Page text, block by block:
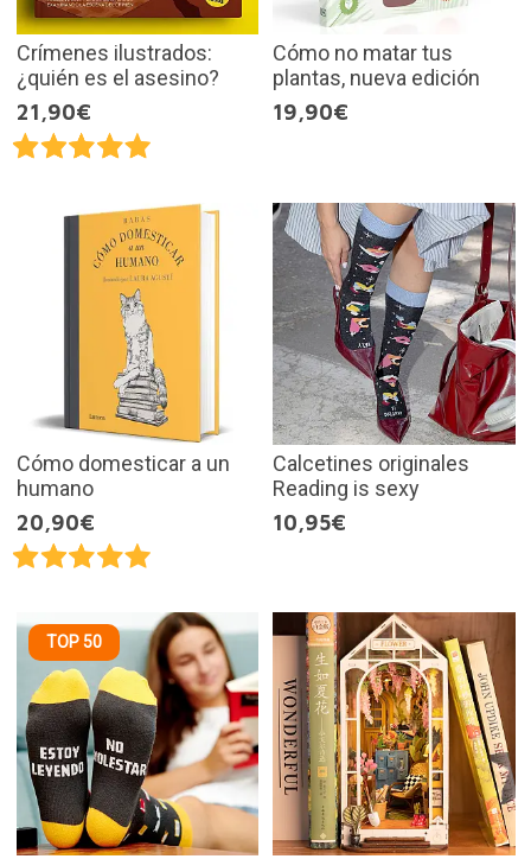
Crímenes ilustrados:
¿quién es el asesino?
21,90€
Cómo no matar tus
plantas, nueva edición
19,90€
Cómo domesticar a un
humano
20,90€
Calcetines originales
Reading is sexy
10,95€
TOP 50